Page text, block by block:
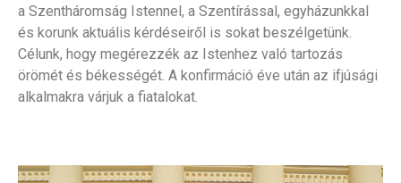
a Szentháromság Istennel, a Szentírással, egyházunkkal
és korunk aktuális kérdéseiről is sokat beszélgetünk.
Célunk, hogy megérezzék az Istenhez való tartozás
örömét és békességét. A konfirmáció éve után az ifjúsági
alkalmakra várjuk a fiatalokat.